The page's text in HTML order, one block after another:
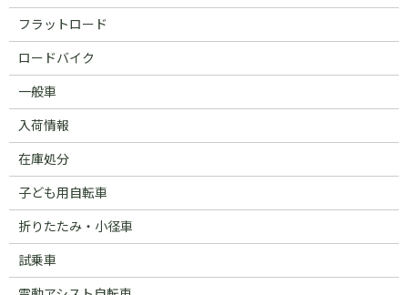
フラットロード
ロードバイク
一般車
入荷情報
在庫処分
子ども用自転車
折りたたみ・小径車
試乗車